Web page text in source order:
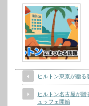
ヒルトン東京が贈る
ヒルトン名古屋が贈
ュッフェ開始